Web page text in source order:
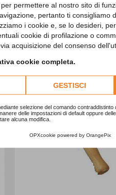
permettere al nostro sito di
pertanto ti consigliamo
i cookie e, se lo desideri,
cookie di profilazione o
acquisizione del consenso
cookie completa.
GESTISCI
selezione del comando contraddistinto
delle impostazioni di default oppure
alcuna modifica.
OPXcookie powered by OrangePix
ALTRI PRODOTTI IN QUESTA